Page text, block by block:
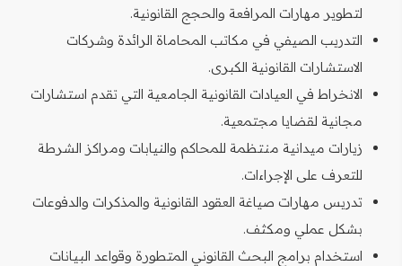
لتطوير مهارات المرافعة والحجج القانونية.
التدريب الصيفي في مكاتب المحاماة الرائدة وشركات
الاستشارات القانونية الكبرى.
الانخراط في العيادات القانونية الجامعية التي تقدم استشارات
مجانية لقضايا مجتمعية.
زيارات ميدانية منتظمة للمحاكم والنيابات ومراكز الشرطة
للتعرف على الإجراءات.
تدريس مهارات صياغة العقود القانونية والمذكرات والدفوعات
بشكل عملي ومكثف.
استخدام برامج البحث القانوني المتطورة وقواعد البيانات